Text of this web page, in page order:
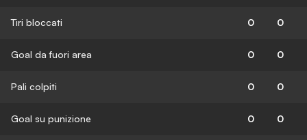
Tiri bloccati 0 0
Goal da fuori area 0 0
Pali colpiti 0 0
Goal su punizione 0 0